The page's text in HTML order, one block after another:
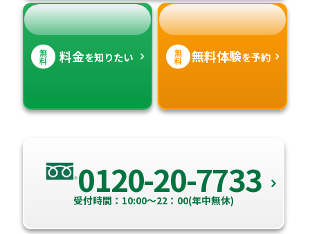
無
料 料金を知りたい 無
料 無料体験を予約
0120-20-7733
受付時間：10:00～22：00(年中無休)